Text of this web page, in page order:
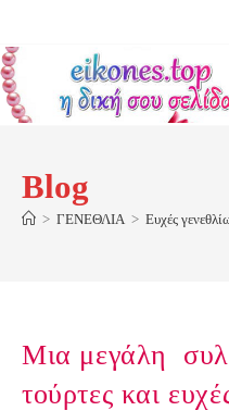
content
Blog
> ΓΕΝΕΘΛΙΑ > Ευχές
Μια μεγάλη
τούρτες και